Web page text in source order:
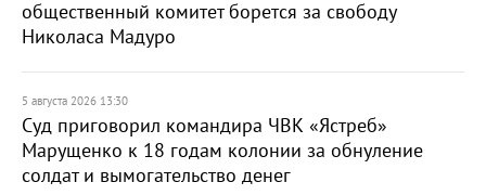
общественный комитет борется за свободу
Николаса Мадуро
5 августа 2026 13:30
Суд приговорил командира ЧВК «Ястреб»
Марущенко к 18 годам колонии за обнуление
солдат и вымогательство денег